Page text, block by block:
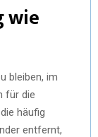
wie
bleiben, im
für die
häufig
entfernt,